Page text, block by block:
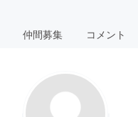
仲間募集 コメント